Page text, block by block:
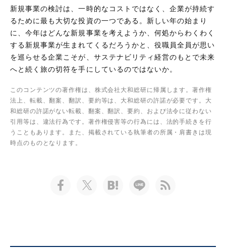
新規事業の検討は、一時的なコストではなく、企業が持続す
るために最も大切な投資の一つである。新しい年の始まり
に、今年はどんな新規事業を考えようか、何処からわくわく
する新規事業が生まれてくるだろうかと、役職員全員が思い
を巡らせる企業こそが、サステナビリティ経営のもとで未来
へと続く旅の切符を手にしているのではないか。
このコンテンツの著作権は、株式会社大和総研に帰属します。著作権
法上、転載、翻案、翻訳、要約等は、大和総研の許諾が必要です。大
和総研の許諾がない転載、翻案、翻訳、要約、および法令に従わない
引用等は、違法行為です。著作権侵害等の行為には、法的手続きを行
うこともあります。また、掲載されている執筆者の所属・肩書きは現
時点のものとなります。